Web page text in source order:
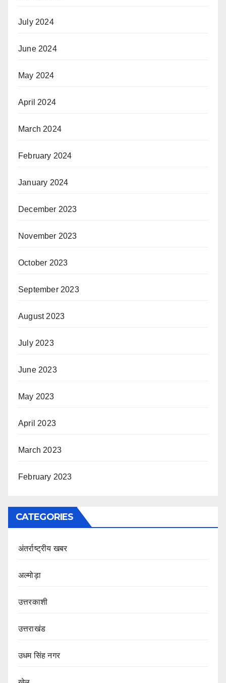
July 2024
June 2024
May 2024
April 2024
March 2024
February 2024
January 2024
December 2023
November 2023
October 2023
September 2023
August 2023
July 2023
June 2023
May 2023
April 2023
March 2023
February 2023
CATEGORIES
अंतर्राष्ट्रीय खबर
अल्मोड़ा
उत्तरकाशी
उत्तराखंड
उधम सिंह नगर